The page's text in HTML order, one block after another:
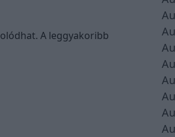
A leggyakoribb